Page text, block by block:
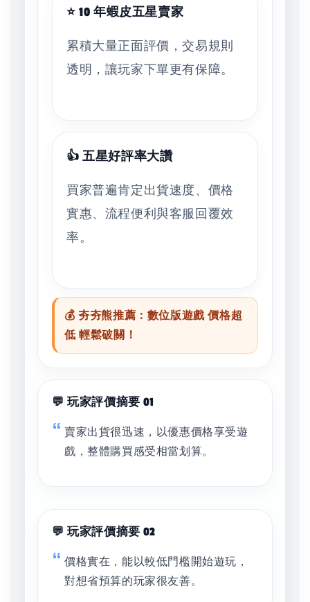
⭐ 10 年蝦皮五星賣家
累積大量正面評價，交易規則
透明，讓玩家下單更有保障。
👍 五星好評率大讚
買家普遍肯定出貨速度、價格
實惠、流程便利與客服回覆效
率。
💰 夯夯熊推薦：數位版遊戲 價格超
低 輕鬆破關！
💬 玩家評價摘要 01
賣家出貨很迅速，以優惠價格享受遊
戲，整體購買感受相當划算。
💬 玩家評價摘要 02
價格實在，能以較低門檻開始遊玩，
對想省預算的玩家很友善。